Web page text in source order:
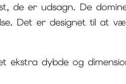
de er udsagn. De
Det er designet til at
ekstra dybde og